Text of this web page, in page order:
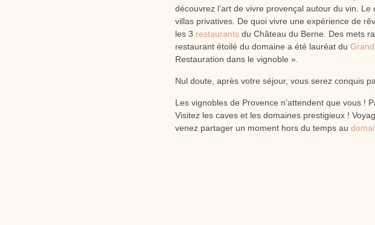
découvrez l’art de vivre provençal autour du vin.
villas privatives. De quoi vivre une expérience de
les 3 restaurants du Château du Berne. Des mets
restaurant étoilé du domaine a été lauréat du
Restauration dans le vignoble ».
Nul doute, après votre séjour, vous serez conquis
Les vignobles de Provence n’attendent que vous !
Visitez les caves et les domaines prestigieux !
venez partager un moment hors du temps au